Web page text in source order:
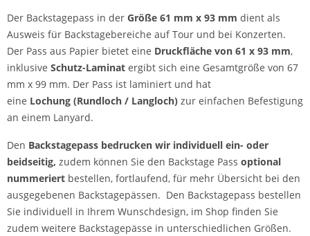
Der Backstagepass in der Größe 61 mm x 93 mm dient als
Ausweis für Backstagebereiche auf Tour und bei Konzerten.
Der Pass aus Papier bietet eine Druckfläche von 61 x 93 mm,
inklusive Schutz-Laminat ergibt sich eine Gesamtgröße von 67
mm x 99 mm. Der Pass ist laminiert und hat
eine Lochung (Rundloch / Langloch) zur einfachen Befestigung
an einem Lanyard.
Den Backstagepass bedrucken wir individuell ein- oder
beidseitig, zudem können Sie den Backstage Pass optional
nummeriert bestellen, fortlaufend, für mehr Übersicht bei den
ausgegebenen Backstagepässen. Den Backstagepass bestellen
Sie individuell in Ihrem Wunschdesign, im Shop finden Sie
zudem weitere Backstagepässe in unterschiedlichen Größen.